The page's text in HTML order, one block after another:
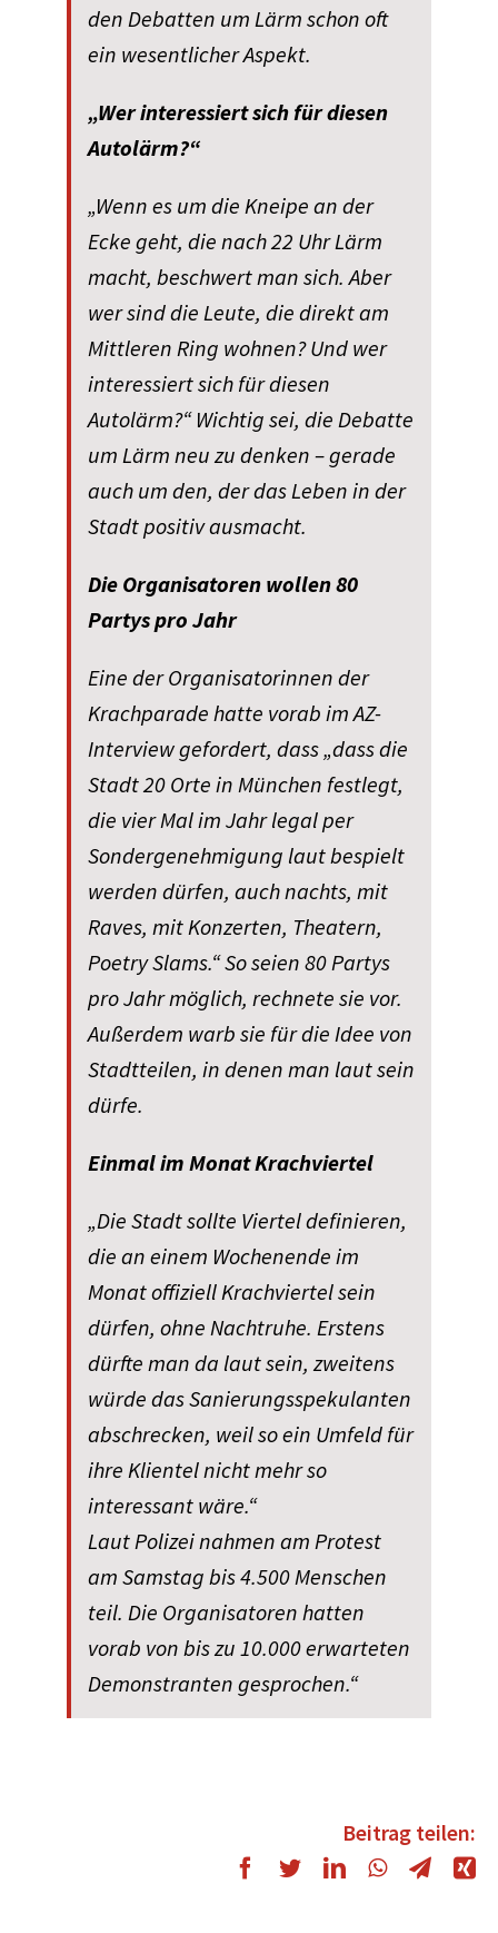
den Debatten um Lärm schon oft
ein wesentlicher Aspekt.
„Wer interessiert sich für diesen
Autolärm?“
„Wenn es um die Kneipe an der
Ecke geht, die nach 22 Uhr Lärm
macht, beschwert man sich. Aber
wer sind die Leute, die direkt am
Mittleren Ring wohnen? Und wer
interessiert sich für diesen
Autolärm?“ Wichtig sei, die Debatte
um Lärm neu zu denken – gerade
auch um den, der das Leben in der
Stadt positiv ausmacht.
Die Organisatoren wollen 80
Partys pro Jahr
Eine der Organisatorinnen der
Krachparade hatte vorab im AZ-
Interview gefordert, dass „dass die
Stadt 20 Orte in München festlegt,
die vier Mal im Jahr legal per
Sondergenehmigung laut bespielt
werden dürfen, auch nachts, mit
Raves, mit Konzerten, Theatern,
Poetry Slams.“ So seien 80 Partys
pro Jahr möglich, rechnete sie vor.
Außerdem warb sie für die Idee von
Stadtteilen, in denen man laut sein
dürfe.
Einmal im Monat Krachviertel
„Die Stadt sollte Viertel definieren,
die an einem Wochenende im
Monat offiziell Krachviertel sein
dürfen, ohne Nachtruhe. Erstens
dürfte man da laut sein, zweitens
würde das Sanierungsspekulanten
abschrecken, weil so ein Umfeld für
ihre Klientel nicht mehr so
interessant wäre.“
Laut Polizei nahmen am Protest
am Samstag bis 4.500 Menschen
teil. Die Organisatoren hatten
vorab von bis zu 10.000 erwarteten
Demonstranten gesprochen.“
Beitrag teilen: